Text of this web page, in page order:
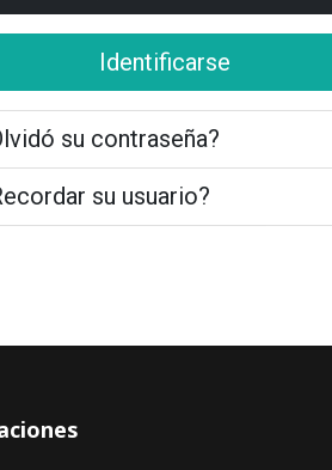
Identificarse
su contraseña?
su usuario?